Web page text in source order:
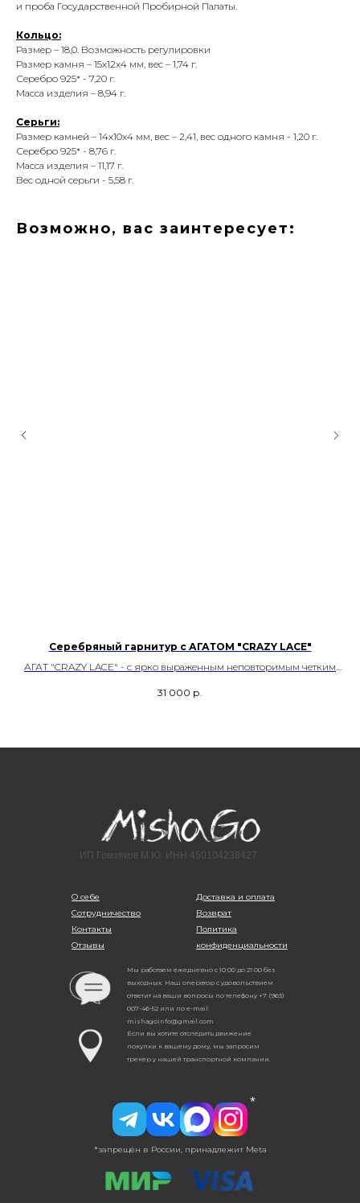
и проба Государственной Пробирной Палаты.
Кольцо:
Размер – 18,0. Возможность регулировки
Размер камня – 15х12х4 мм, вес – 1,74 г.
Серебро 925* - 7,20 г.
Масса изделия – 8,94 г.
Серьги:
Размер камней – 14х10х4 мм, вес – 2,41, вес одного камня - 1,20 г.
Серебро 925* - 8,76 г.
Масса изделия – 11,17 г.
Вес одной серьги - 5,58 г.
Возможно, вас заинтересует:
Серебряный гарнитур с АГАТОМ "CRAZY LACE"
АГАТ "CRAZY LACE" - с ярко выраженным неповторимым четким
31 000 р.
О себе
Сотрудничество
Контакты
Отзывы
ИП Гомзяков М.Ю. ИНН 450104238427
Доставка и оплата
Возврат
Политика
конфиденциальности
Мы работаем ежедневно с 10:00 до 21:00 без
выходных. Наш оператор с удовольствием
ответит на ваши вопросы по телефону +7 (963)
007-46-52 или по e-mail:
mishagoinfo@gmail.com
Если вы хотите отследить движение
покупки к вашему дому, мы запросим
трекер у нашей транспортной компании.
*
*запрещён в России, принадлежит Meta